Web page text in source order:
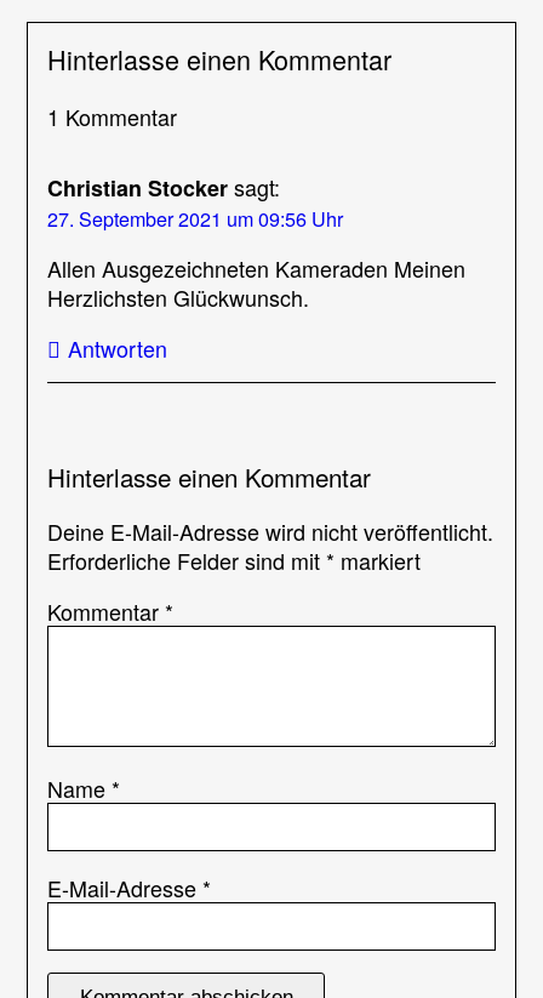
Hinterlasse einen Kommentar
1 Kommentar
Christian Stocker sagt:
27. September 2021 um 09:56 Uhr
Allen Ausgezeichneten Kameraden Meinen
Herzlichsten Glückwunsch.
Antworten
Hinterlasse einen Kommentar
Deine E-Mail-Adresse wird nicht veröffentlicht.
Erforderliche Felder sind mit * markiert
Kommentar *
Name *
E-Mail-Adresse *